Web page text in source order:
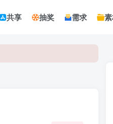
共享 抽奖 需求